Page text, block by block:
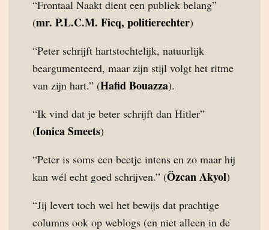
“Frontaal Naakt dient een publiek belang”
(mr. P.L.C.M. Ficq, politierechter)
“Peter schrijft hartstochtelijk, natuurlijk
beargumenteerd, maar zijn stijl volgt het ritme
van zijn hart.” (Hafid Bouazza).
“Ik vind dat je beter schrijft dan Hitler”
(Ionica Smeets)
“Peter is soms een beetje intens en zo maar hij
kan wél echt goed schrijven.” (Özcan Akyol)
“Jij levert toch wel het bewijs dat prachtige
columns ook op weblogs (en niet alleen in de